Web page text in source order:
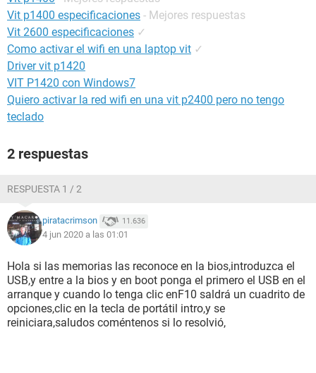
Vit p1400 especificaciones - Mejores respuestas
Vit 2600 especificaciones ✓
Como activar el wifi en una laptop vit ✓
Driver vit p1420
VIT P1420 con Windows7
Quiero activar la red wifi en una vit p2400 pero no tengo
teclado
2 respuestas
RESPUESTA 1 / 2
piratacrimson 11.636
4 jun 2020 a las 01:01
Hola si las memorias las reconoce en la bios,introduzca el
USB,y entre a la bios y en boot ponga el primero el USB en el
arranque y cuando lo tenga clic enF10 saldrá un cuadrito de
opciones,clic en la tecla de portátil intro,y se
reiniciara,saludos coméntenos si lo resolvió,